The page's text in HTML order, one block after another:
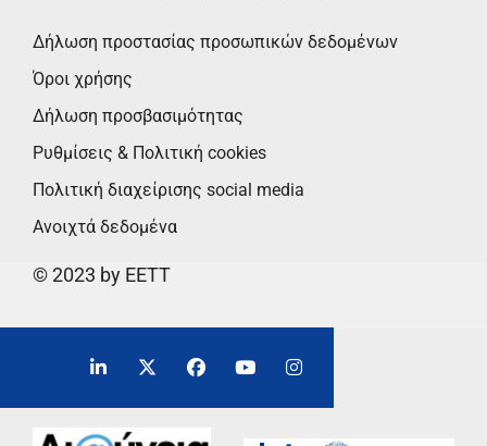
Δήλωση προστασίας προσωπικών δεδομένων
Όροι χρήσης
Δήλωση προσβασιμότητας
Ρυθμίσεις & Πολιτική cookies
Πολιτική διαχείρισης social media
Ανοιχτά δεδομένα
© 2023 by EETT